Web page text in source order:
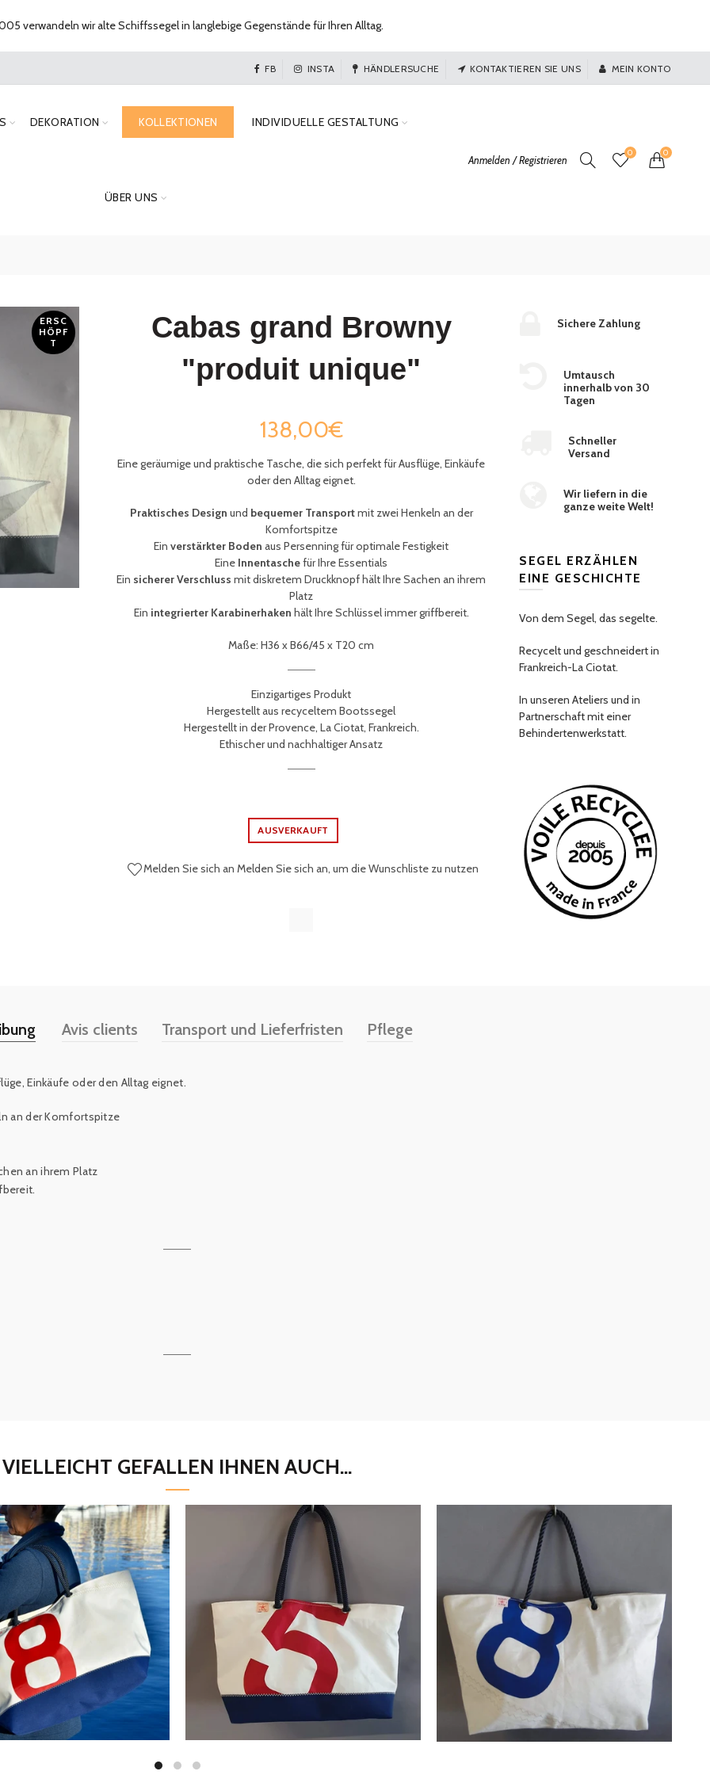
FB INSTA HÄNDLERSUCHE KONTAKTIEREN SIE UNS MEIN KONTO
DEKORATION KOLLEKTIONEN INDIVIDUELLE GESTALTUNG
ÜBER UNS
Anmelden / Registrieren
0 0
ERSC
HÖPF
T
Cabas grand Browny
"produit unique"
138,00€
Eine geräumige und praktische Tasche, die sich perfekt für Ausflüge, Einkäufe
oder den Alltag eignet.
Praktisches Design und bequemer Transportmit zwei Henkeln an der
Komfortspitze
Ein verstärkter Boden aus Persenning für optimale Festigkeit
Eine Innentaschefür Ihre Essentials
Ein sicherer Verschluss mit diskretem Druckknopf hält Ihre Sachen an ihrem
Platz
Ein integrierter Karabinerhaken hält IhreSchlüssel immer griffbereit.
Maße: H36 x B66/45 x T20 cm
Einzigartiges Produkt
Hergestellt aus recyceltem Bootssegel
Hergestellt in der Provence, La Ciotat, Frankreich.
Ethischer und nachhaltiger Ansatz
AUSVERKAUFT
Melden Sie sich an Melden Sie sich an, um die Wunschliste zu nutzen
Sichere Zahlung
Umtausch
innerhalb von 30
Tagen
Schneller
Versand
Wir liefern in die
ganze weite Welt!
SEGEL ERZÄHLEN
EINE GESCHICHTE
Von dem Segel, das segelte.
Recycelt und geschneidert in
Frankreich-La Ciotat.
In unseren Ateliers und in
Partnerschaft mit einer
Behindertenwerkstatt.
Avis clients Transport und Lieferfristen Pflege
Einkäufe oder den Alltag eignet.
an der Komfortspitze
an ihrem Platz
.
VIELLEICHT GEFALLEN IHNEN AUCH...
verwandeln wir alte Schiffssegel in langlebige Gegenstände für Ihren Alltag.